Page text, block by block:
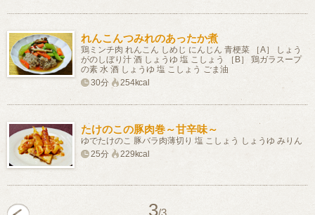
れんこんつみれのあったか煮
鶏ミンチ肉 れんこん しめじ にんじん 青梗菜 ［A］ しょう
がのしぼり汁 酒 しょうゆ 塩 こしょう ［B］ 鶏ガラスープ
の素 水 酒 しょうゆ 塩 こしょう ごま油
30分
254kcal
たけのこの豚肉巻～甘辛味～
ゆでたけのこ 豚バラ肉薄切り 塩 こしょう しょうゆ みりん
25分
229kcal
3/3